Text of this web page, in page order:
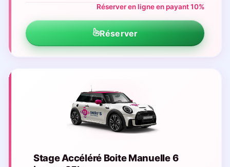
Réserver en ligne en payant 10%
Réserver
Stage Accéléré Boite Manuelle 6